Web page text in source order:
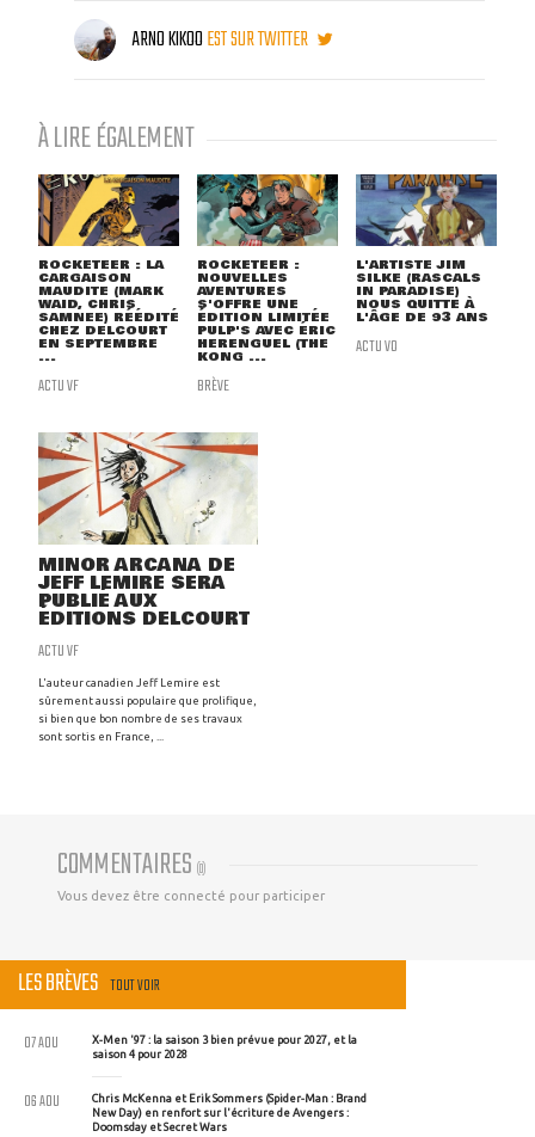
ARNO KIKOOEST SUR TWITTER
À LIRE ÉGALEMENT
ROCKETEER : LA
CARGAISON
MAUDITE (MARK
WAID, CHRIS
SAMNEE) RÉÉDITÉ
CHEZ DELCOURT
EN SEPTEMBRE
...
ACTU VF
ROCKETEER :
NOUVELLES
AVENTURES
S'OFFRE UNE
ÉDITION LIMITÉE
PULP'S AVEC ÉRIC
HERENGUEL (THE
KONG ...
BRÈVE
L'ARTISTE JIM
SILKE (RASCALS
IN PARADISE)
NOUS QUITTE À
L'ÂGE DE 93 ANS
ACTU VO
MINOR ARCANA DE
JEFF LEMIRE SERA
PUBLIÉ AUX
ÉDITIONS DELCOURT
ACTU VF
L'auteur canadien Jeff Lemire est
sûrement aussi populaire que prolifique,
si bien que bon nombre de ses travaux
sont sortis en France, ...
COMMENTAIRES (0)
Vous devez être connecté pour participer
LES BRÈVES TOUT VOIR
X-Men '97 : la saison 3 bien prévue pour 2027, et la
saison 4 pour 2028
07 AOU
Chris McKenna et Erik Sommers (Spider-Man : Brand
New Day) en renfort sur l'écriture de Avengers :
Doomsday et Secret Wars
06 AOU